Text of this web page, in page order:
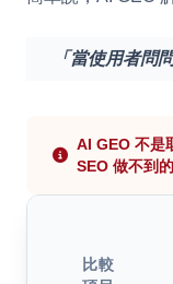
「當使用者問
AI GEO 不是
SEO 做不到的
比較